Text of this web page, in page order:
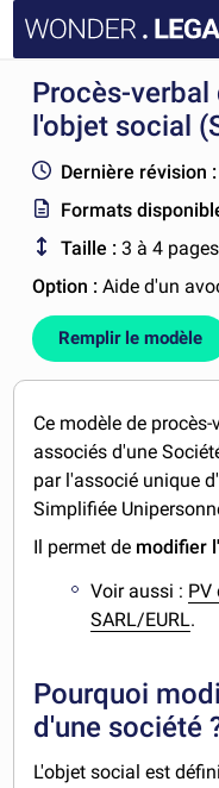
ACCUEIL
FAQ
MON COMPTE
Procès-
l'objet social
Dernière révision :
Formats
Taille : 3 à 4 pages
Option :Aide d'un
Remplir le modèle
Ce modèle de
associés d'une
par l'associé unique
Simplifiée
Il permet de modifier
Voir aussi : PV
SARL/EURL.
Pourquoi
d'une société
L'objet social est